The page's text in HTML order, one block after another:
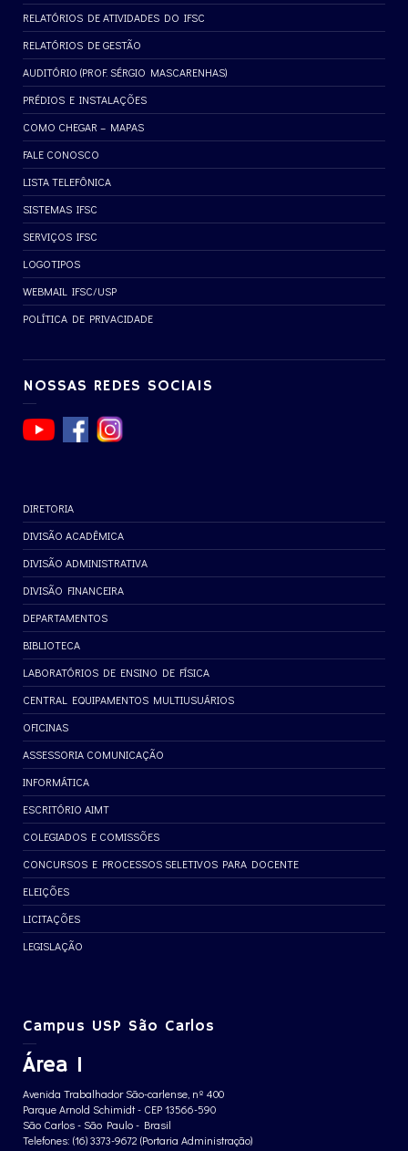
RELATÓRIOS DE ATIVIDADES DO IFSC
RELATÓRIOS DE GESTÃO
AUDITÓRIO (PROF. SÉRGIO MASCARENHAS)
PRÉDIOS E INSTALAÇÕES
COMO CHEGAR – MAPAS
FALE CONOSCO
LISTA TELEFÔNICA
SISTEMAS IFSC
SERVIÇOS IFSC
LOGOTIPOS
WEBMAIL IFSC/USP
POLÍTICA DE PRIVACIDADE
NOSSAS REDES SOCIAIS
DIRETORIA
DIVISÃO ACADÊMICA
DIVISÃO ADMINISTRATIVA
DIVISÃO FINANCEIRA
DEPARTAMENTOS
BIBLIOTECA
LABORATÓRIOS DE ENSINO DE FÍSICA
CENTRAL EQUIPAMENTOS MULTIUSUÁRIOS
OFICINAS
ASSESSORIA COMUNICAÇÃO
INFORMÁTICA
ESCRITÓRIO AIMT
COLEGIADOS E COMISSÕES
CONCURSOS E PROCESSOS SELETIVOS PARA DOCENTE
ELEIÇÕES
LICITAÇÕES
LEGISLAÇÃO
Campus USP São Carlos
Área 1
Avenida Trabalhador São-carlense, nº 400
Parque Arnold Schimidt - CEP 13566-590
São Carlos - São Paulo - Brasil
Telefones: (16) 3373-9672 (Portaria Administração)